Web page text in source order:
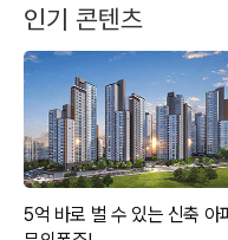
인기 콘텐츠